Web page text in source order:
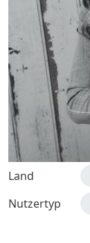
Land
Nutzertyp